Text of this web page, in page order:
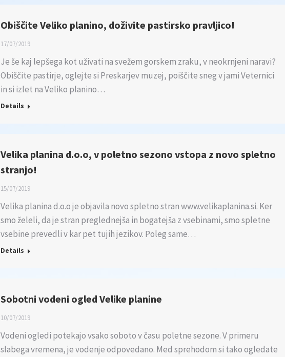
Obiščite Veliko planino, doživite pastirsko pravljico!
17/07/2019
Je še kaj lepšega kot uživati na svežem gorskem zraku, v neokrnjeni naravi?
Obiščite pastirje, oglejte si Preskarjev muzej, poiščite sneg v jami Veternici
in si izlet na Veliko planino…
Details
Velika planina d.o.o, v poletno sezono vstopa z novo spletno
stranjo!
15/07/2019
Velika planina d.o.o je objavila novo spletno stran www.velikaplanina.si. Ker
smo želeli, da je stran preglednejša in bogatejša z vsebinami, smo spletne
vsebine prevedli v kar pet tujih jezikov. Poleg same…
Details
Sobotni vodeni ogled Velike planine
10/07/2019
Vodeni ogledi potekajo vsako soboto v času poletne sezone. V primeru
slabega vremena, je vodenje odpovedano. Med sprehodom si tako ogledate